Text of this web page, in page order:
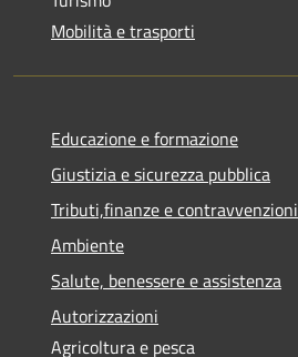
Mobilità e trasporti
Educazione e formazione
Giustizia e sicurezza pubblica
Tributi,finanze e contravvenzioni
Ambiente
Salute, benessere e assistenza
Autorizzazioni
Agricoltura e pesca